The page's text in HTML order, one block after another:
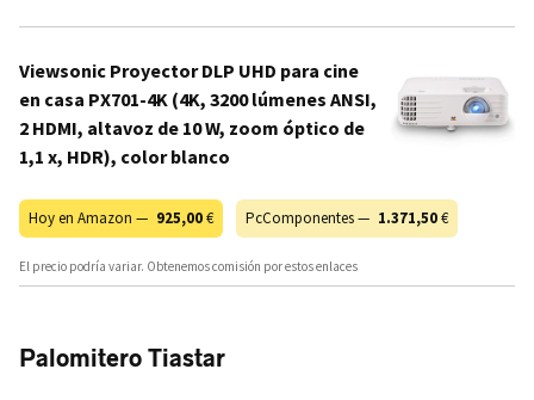
Viewsonic Proyector DLP UHD para cine
en casa PX701-4K (4K, 3200 lúmenes ANSI,
2 HDMI, altavoz de 10 W, zoom óptico de
1,1 x, HDR), color blanco
Hoy en Amazon — 925,00€ PcComponentes — 1.371,50€
El precio podría variar. Obtenemos comisión por estos enlaces
Palomitero Tiastar